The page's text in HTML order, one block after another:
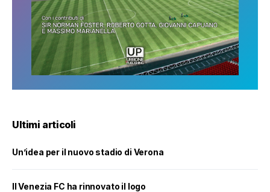
Ultimi articoli
Un’idea per il nuovo stadio di Verona
Il Venezia FC ha rinnovato il logo